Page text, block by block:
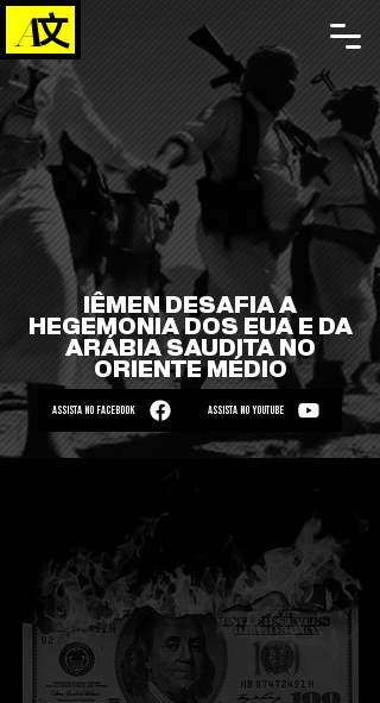
IÊMEN DESAFIA A
HEGEMONIA DOS EUA E DA
ARÁBIA SAUDITA NO
ORIENTE MÉDIO
ASSISTA NO FACEBOOK ASSISTA NO YOUTUBE